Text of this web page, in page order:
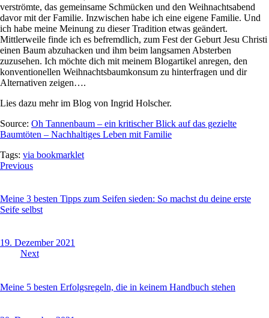
verströmte, das gemeinsame Schmücken und den Weihnachtsabend
davor mit der Familie. Inzwischen habe ich eine eigene Familie. Und
ich habe meine Meinung zu dieser Tradition etwas geändert.
Mittlerweile finde ich es befremdlich, zum Fest der Geburt Jesu Christi
einen Baum abzuhacken und ihm beim langsamen Absterben
zuzusehen. Ich möchte dich mit meinem Blogartikel anregen, den
konventionellen Weihnachtsbaumkonsum zu hinterfragen und dir
Alternativen zeigen….
Lies dazu mehr im Blog von Ingrid Holscher.
Source: Oh Tannenbaum – ein kritischer Blick auf das gezielte
Baumtöten – Nachhaltiges Leben mit Familie
Tags: via bookmarklet
Previous
Meine 3 besten Tipps zum Seifen sieden: So machst du deine erste
Seife selbst
19. Dezember 2021
Next
Meine 5 besten Erfolgsregeln, die in keinem Handbuch stehen